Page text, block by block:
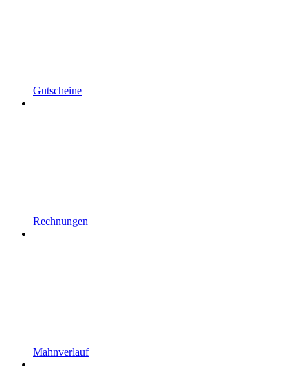
Gutscheine
Rechnungen
Mahnverlauf